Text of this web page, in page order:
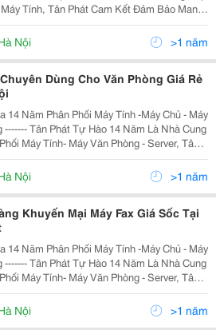
Tính, Tân Phát Cam Kết Đảm Bảo Mang
Khách Những Sản Phẩm Với Mức Giá Rẻ
Sản Phẩm Chất Lượng Chính Hãng,..
Nội >1 năm
Dùng Cho Văn Phòng Giá Rẻ
14 Năm Phân Phối Máy Tính -Máy Chủ - Máy
Máy Tính- Máy Văn Phòng - Server, Tân
Đảm Bảo Mang Tới Cho Quý Khách
Phẩm Với Mức Giá Rẻ Nhất Hà Nội,
Nội >1 năm
Khuyến Mại Máy Fax Giá Sốc Tại
14 Năm Phân Phối Máy Tính -Máy Chủ - Máy
Máy Tính- Máy Văn Phòng - Server, Tân
Đảm Bảo Mang Tới Cho Quý Khách
Phẩm Với Mức Giá Rẻ Nhất Hà Nội,
Nội >1 năm